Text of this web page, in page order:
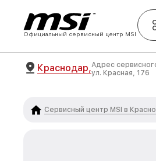
Официальный сервисный центр MSI
Краснодар,Адрес
ул. Красная, 176
Сервисный центр MSI в